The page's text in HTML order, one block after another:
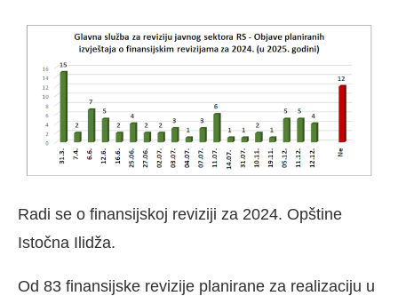
Radi se o finansijskoj reviziji za 2024. Opštine
Istočna Ilidža.
Od 83 finansijske revizije planirane za realizaciju u